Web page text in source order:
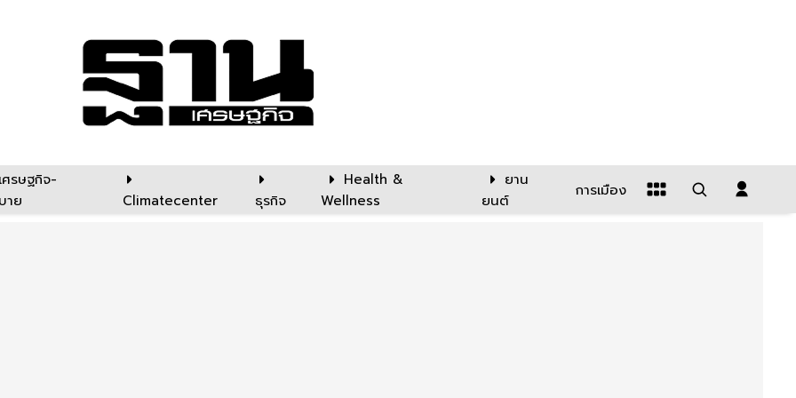
ศรษฐกิจ-
าย
Climatecenter ธุรกิจ
Health &
Wellness
ยาน
ยนต์
การเมือง